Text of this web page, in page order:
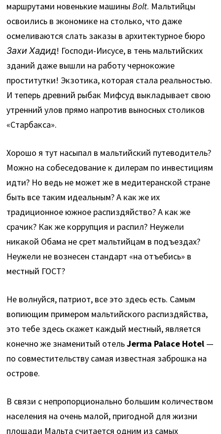
маршрутами новенькие машиныBolt. Мальтийцы
освоились в экономике на столько, что даже
осмеливаются слать заказы в архитектурное бюро
Захи Хадид! Господи-Иисусе, в тень мальтийских
зданий даже вышли на работу чернокожие
проститутки! Экзотика, которая стала реальностью.
И теперь древний рыбак Мифсуд выкладывает свою
утренний улов прямо напротив выносных столиков
«Старбакса».
Хорошо я тут насыпал в мальтийский путеводитель?
Можно на собеседование к дилерам по инвестициям
идти? Но ведь не может же в медитеранской стране
быть все таким идеальным? А как же их
традиционное южное распиздяйство? А как же
срачик? Как же коррупция и распил? Неужели
никакой Обама не срет мальтийцам в подъездах?
Неужели не вознесен стандарт «на отъебись» в
местный ГОСТ?
Не волнуйся, патриот, все это здесь есть. Самым
вопиющим примером мальтийского распиздяйства,
это тебе здесь скажет каждый местный, является
конечно же знаменитый отельJerma Palacе Hotel —
по совместительству самая известная заброшка на
острове.
В связи с непропорционально большим количеством
населения на очень малой, пригодной для жизни
площади Мальта считается одним из самых